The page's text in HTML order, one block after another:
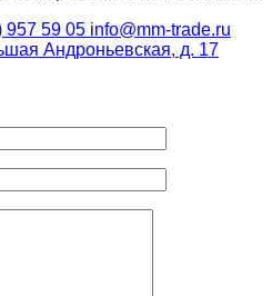
957 59 05 info@mm-trade.ru
Андроньевская, д. 17